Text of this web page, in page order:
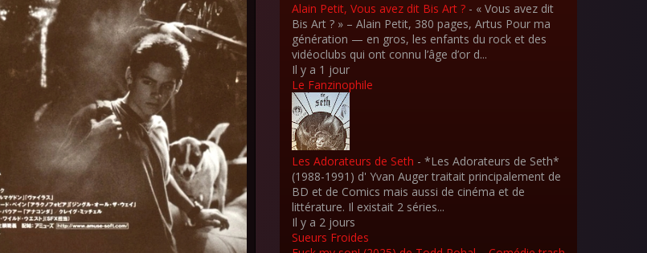
Alain Petit, Vous avez dit Bis Art ? - « Vous avez dit
Bis Art ? » – Alain Petit, 380 pages, Artus Pour ma
génération — en gros, les enfants du rock et des
vidéoclubs qui ont connu l’âge d’or d...
Il y a 1 jour
Le Fanzinophile
Les Adorateurs de Seth - *Les Adorateurs de Seth*
(1988-1991) d' Yvan Auger traitait principalement de
BD et de Comics mais aussi de cinéma et de
littérature. Il existait 2 séries...
Il y a 2 jours
Sueurs Froides